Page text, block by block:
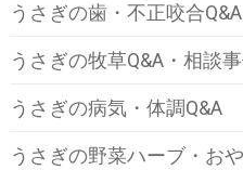
うさぎの歯・不正咬合Q&A
うさぎの牧草Q&A・相談事
うさぎの病気・体調Q&A
うさぎの野菜ハーブ・お